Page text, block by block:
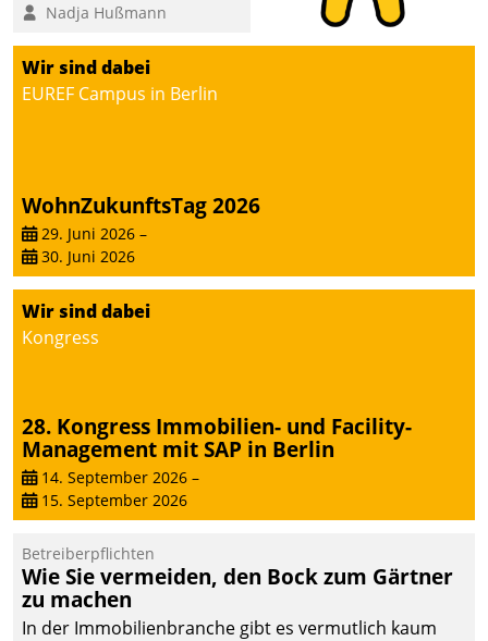
methodisch
Vernetzungsideen fürs
Quartier. Dazwischen
zeigte Datatrain, was es
Nadja Hußmann
Wir sind dabei
EUREF Campus in Berlin
WohnZukunftsTag 2026
29. Juni 2026 –
30. Juni 2026
Wir sind dabei
Kongress
28. Kongress Immobilien- und Facility-
Management mit SAP in Berlin
14. September 2026 –
15. September 2026
Betreiberpflichten
Wie Sie vermeiden, den Bock zum Gärtner
zu machen
In der Immobilienbranche gibt es vermutlich kaum